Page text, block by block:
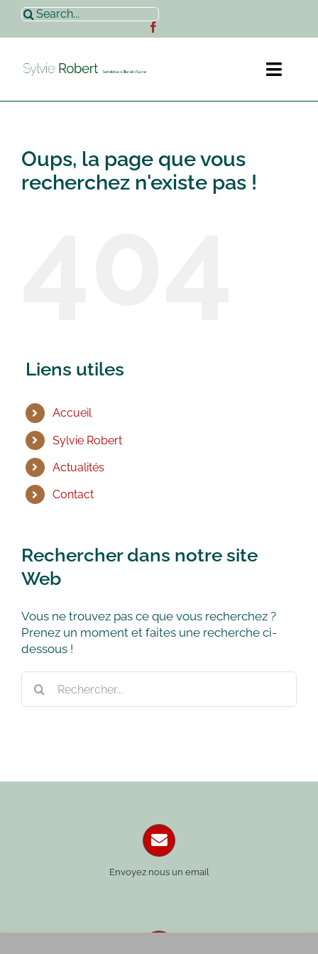
Passer
contenu
Rechercher:
Sylvie Robert
Oups, la page que vous
recherchez n'existe pas !
Liens utiles
Accueil
Sylvie Robert
Actualités
Contact
Rechercher dans notre site
Web
Vous ne trouvez pas ce que vous recherchez ?
Prenez un moment et faites une recherche ci-
dessous !
Envoyez nous un email